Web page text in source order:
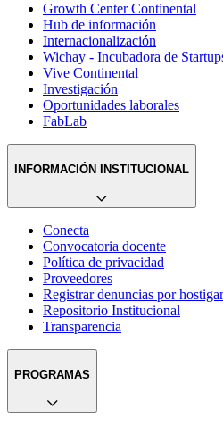
Growth Center Continental
Hub de información
Internacionalización
Wichay - Incubadora de
Vive Continental
Investigación
Oportunidades laborales
FabLab
INFORMACIÓN INSTITUCIONAL
Conecta
Convocatoria docente
Política de privacidad
Proveedores
Registrar denuncias por
Repositorio Institucional
Transparencia
PROGRAMAS